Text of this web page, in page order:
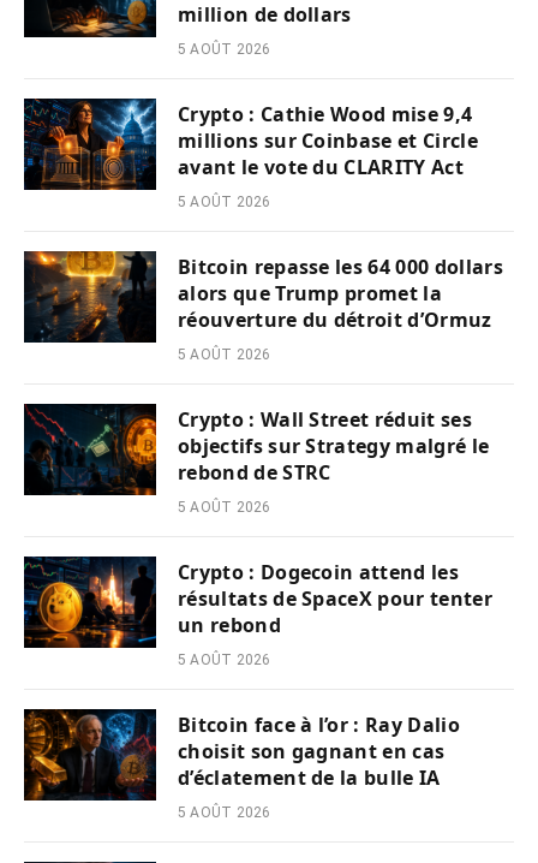
million de dollars
5 AOÛT 2026
Crypto : Cathie Wood mise 9,4
millions sur Coinbase et Circle
avant le vote du CLARITY Act
5 AOÛT 2026
Bitcoin repasse les 64 000 dollars
alors que Trump promet la
réouverture du détroit d’Ormuz
5 AOÛT 2026
Crypto : Wall Street réduit ses
objectifs sur Strategy malgré le
rebond de STRC
5 AOÛT 2026
Crypto : Dogecoin attend les
résultats de SpaceX pour tenter
un rebond
5 AOÛT 2026
Bitcoin face à l’or : Ray Dalio
choisit son gagnant en cas
d’éclatement de la bulle IA
5 AOÛT 2026